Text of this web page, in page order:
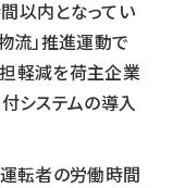
以内となってい
流」推進運動で
軽減を荷主企業
システムの導入
運転者の労働時間